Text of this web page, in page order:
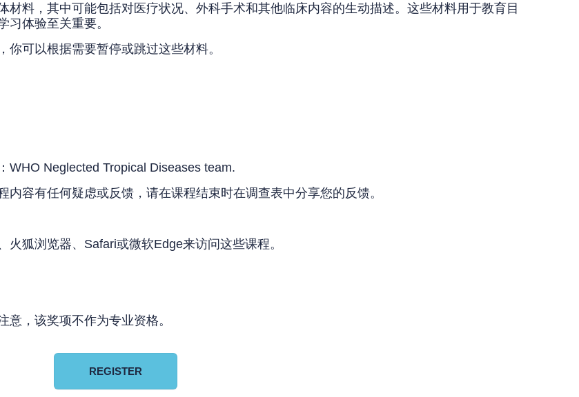
料，其中可能包括对医疗状况、外科手术和其他临床内容的生动描述。这些材料用于教育目
习体验至关重要。
你可以根据需要暂停或跳过这些材料。
WHO Neglected Tropical Diseases team.
内容有任何疑虑或反馈，请在课程结束时在调查表中分享您的反馈。
火狐浏览器、Safari或微软Edge来访问这些课程。
意，该奖项不作为专业资格。
REGISTER